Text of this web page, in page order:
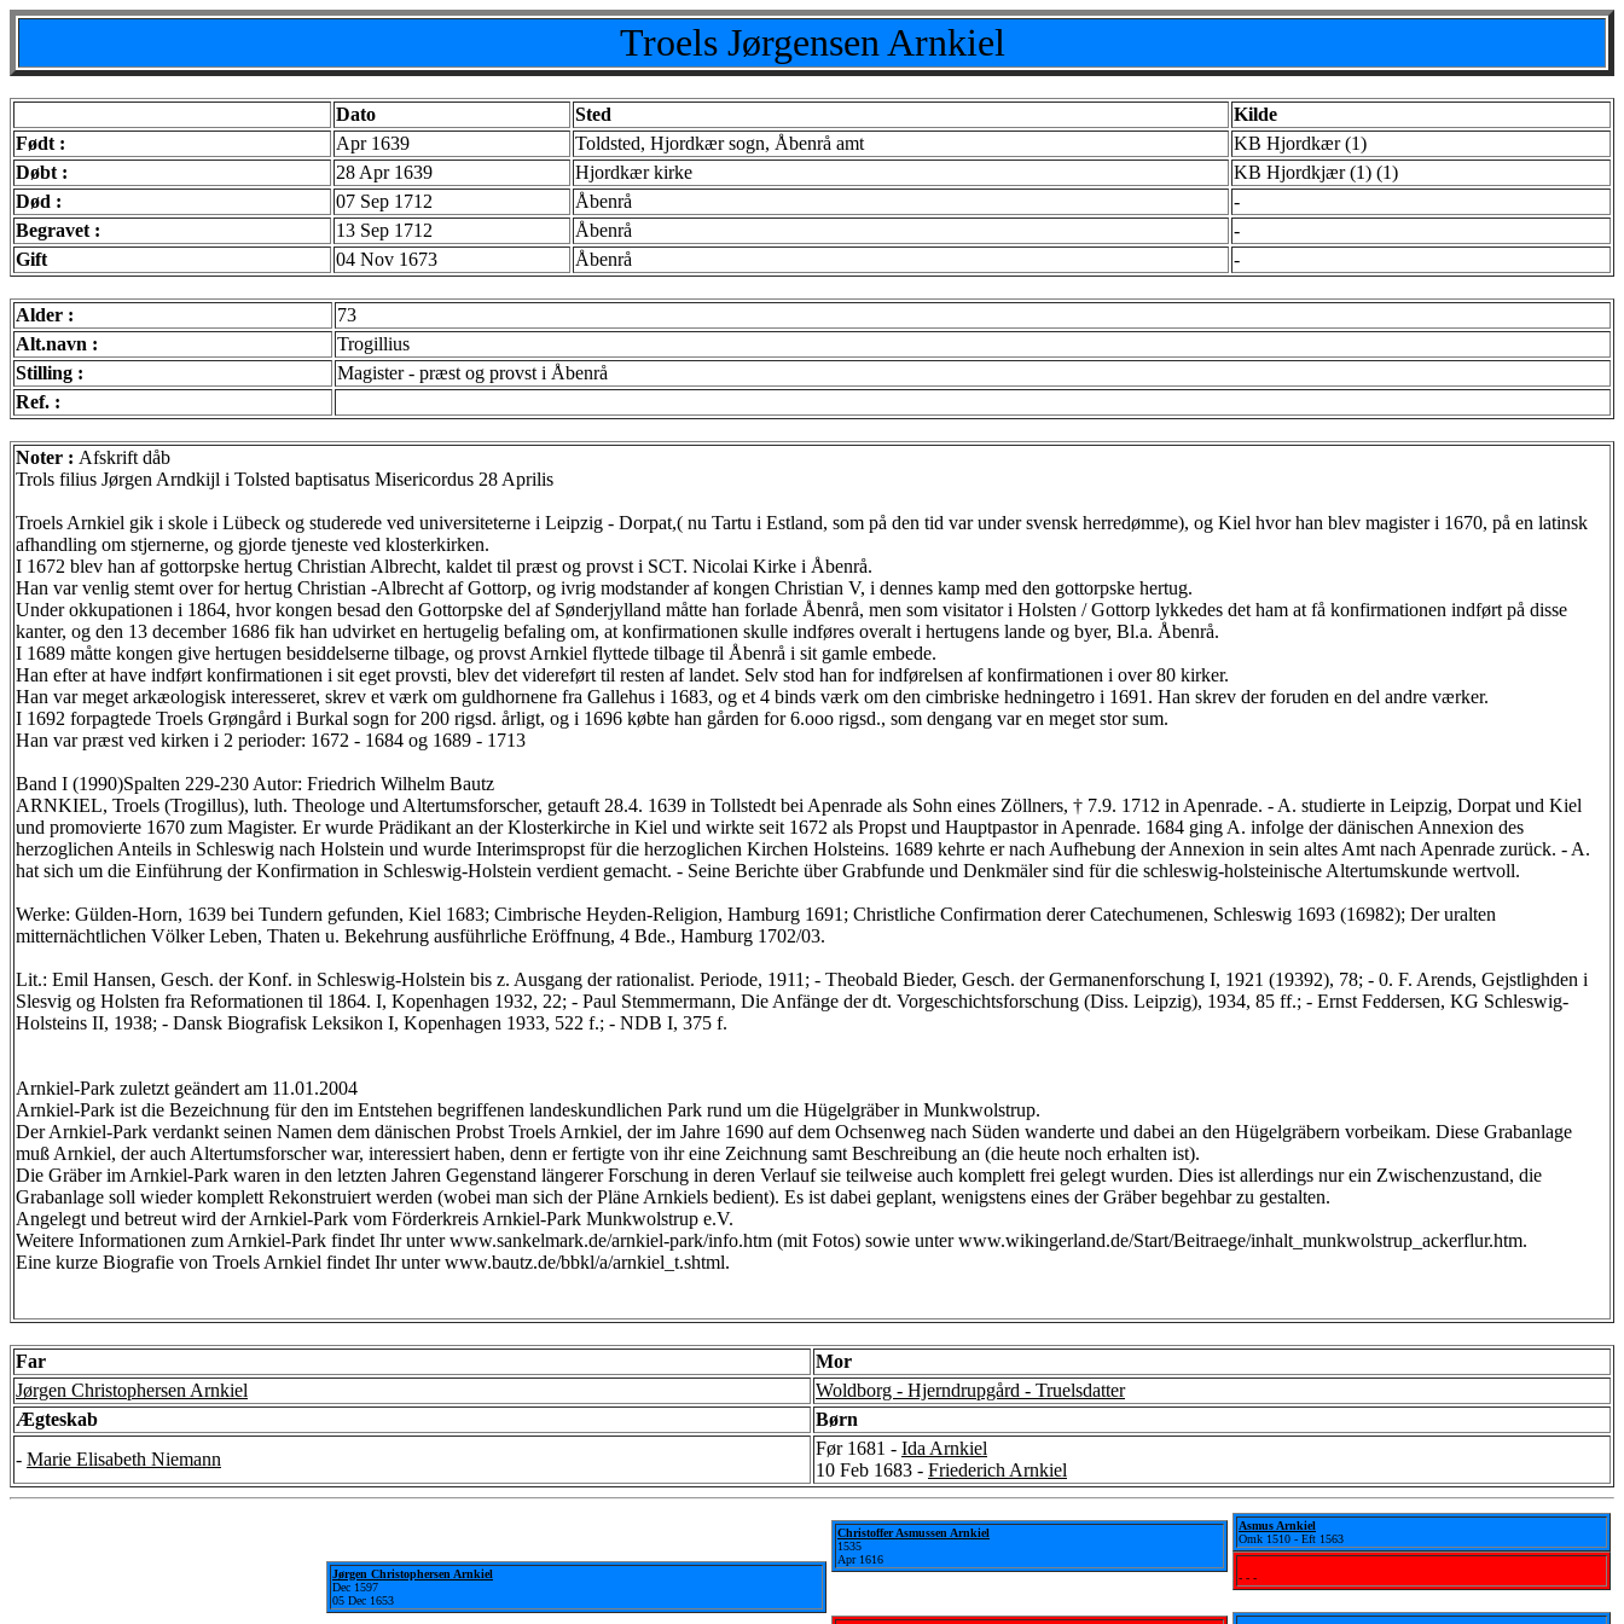
Troels Jørgensen Arnkiel
Dato Sted
Kilde
Født :
Apr 1639 Toldsted, Hjordkær sogn, Åbenrå amt
KB Hjordkær (1)
Døbt :
28 Apr 1639 Hjordkær kirke
KB Hjordkjær (1) (1)
Død :
07 Sep 1712 Åbenrå
-
Begravet :
13 Sep 1712 Åbenrå
-
Gift
04 Nov 1673 Åbenrå -
Alder :
73
Alt.navn :
Trogillius
Stilling :
Magister - præst og provst i Åbenrå
Ref. :
Noter : Afskrift dåb
Trols filius Jørgen Arndkijl i Tolsted baptisatus Misericordus 28 Aprilis
Troels Arnkiel gik i skole i Lübeck og studerede ved universiteterne i Leipzig - Dorpat,( nu Tartu i Estland, som på den tid var under svensk herredømme), og Kiel hvor han blev magister i 1670, på en latinsk
afhandling om stjernerne, og gjorde tjeneste ved klosterkirken.
I 1672 blev han af gottorpske hertug Christian Albrecht, kaldet til præst og provst i SCT. Nicolai Kirke i Åbenrå.
Han var venlig stemt over for hertug Christian -Albrecht af Gottorp, og ivrig modstander af kongen Christian V, i dennes kamp med den gottorpske hertug.
Under okkupationen i 1864, hvor kongen besad den Gottorpske del af Sønderjylland måtte han forlade Åbenrå, men som visitator i Holsten / Gottorp lykkedes det ham at få konfirmationen indført på disse
kanter, og den 13 december 1686 fik han udvirket en hertugelig befaling om, at konfirmationen skulle indføres overalt i hertugens lande og byer, Bl.a. Åbenrå.
I 1689 måtte kongen give hertugen besiddelserne tilbage, og provst Arnkiel flyttede tilbage til Åbenrå i sit gamle embede.
Han efter at have indført konfirmationen i sit eget provsti, blev det videreført til resten af landet. Selv stod han for indførelsen af konfirmationen i over 80 kirker.
Han var meget arkæologisk interesseret, skrev et værk om guldhornene fra Gallehus i 1683, og et 4 binds værk om den cimbriske hedningetro i 1691. Han skrev der foruden en del andre værker.
I 1692 forpagtede Troels Grøngård i Burkal sogn for 200 rigsd. årligt, og i 1696 købte han gården for 6.ooo rigsd., som dengang var en meget stor sum.
Han var præst ved kirken i 2 perioder: 1672 - 1684 og 1689 - 1713
Band I (1990)Spalten 229-230 Autor: Friedrich Wilhelm Bautz
ARNKIEL, Troels (Trogillus), luth. Theologe und Altertumsforscher, getauft 28.4. 1639 in Tollstedt bei Apenrade als Sohn eines Zöllners, † 7.9. 1712 in Apenrade. - A. studierte in Leipzig, Dorpat und Kiel
und promovierte 1670 zum Magister. Er wurde Prädikant an der Klosterkirche in Kiel und wirkte seit 1672 als Propst und Hauptpastor in Apenrade. 1684 ging A. infolge der dänischen Annexion des
herzoglichen Anteils in Schleswig nach Holstein und wurde Interimspropst für die herzoglichen Kirchen Holsteins. 1689 kehrte er nach Aufhebung der Annexion in sein altes Amt nach Apenrade zurück. - A.
hat sich um die Einführung der Konfirmation in Schleswig-Holstein verdient gemacht. - Seine Berichte über Grabfunde und Denkmäler sind für die schleswig-holsteinische Altertumskunde wertvoll.
Werke: Gülden-Horn, 1639 bei Tundern gefunden, Kiel 1683; Cimbrische Heyden-Religion, Hamburg 1691; Christliche Confirmation derer Catechumenen, Schleswig 1693 (16982); Der uralten
mitternächtlichen Völker Leben, Thaten u. Bekehrung ausführliche Eröffnung, 4 Bde., Hamburg 1702/03.
Lit.: Emil Hansen, Gesch. der Konf. in Schleswig-Holstein bis z. Ausgang der rationalist. Periode, 1911; - Theobald Bieder, Gesch. der Germanenforschung I, 1921 (19392), 78; - 0. F. Arends, Gejstlighden i
Slesvig og Holsten fra Reformationen til 1864. I, Kopenhagen 1932, 22; - Paul Stemmermann, Die Anfänge der dt. Vorgeschichtsforschung (Diss. Leipzig), 1934, 85 ff.; - Ernst Feddersen, KG Schleswig-
Holsteins II, 1938; - Dansk Biografisk Leksikon I, Kopenhagen 1933, 522 f.; - NDB I, 375 f.
Arnkiel-Park zuletzt geändert am 11.01.2004
Arnkiel-Park ist die Bezeichnung für den im Entstehen begriffenen landeskundlichen Park rund um die Hügelgräber in Munkwolstrup.
Der Arnkiel-Park verdankt seinen Namen dem dänischen Probst Troels Arnkiel, der im Jahre 1690 auf dem Ochsenweg nach Süden wanderte und dabei an den Hügelgräbern vorbeikam. Diese Grabanlage
muß Arnkiel, der auch Altertumsforscher war, interessiert haben, denn er fertigte von ihr eine Zeichnung samt Beschreibung an (die heute noch erhalten ist).
Die Gräber im Arnkiel-Park waren in den letzten Jahren Gegenstand längerer Forschung in deren Verlauf sie teilweise auch komplett frei gelegt wurden. Dies ist allerdings nur ein Zwischenzustand, die
Grabanlage soll wieder komplett Rekonstruiert werden (wobei man sich der Pläne Arnkiels bedient). Es ist dabei geplant, wenigstens eines der Gräber begehbar zu gestalten.
Angelegt und betreut wird der Arnkiel-Park vom Förderkreis Arnkiel-Park Munkwolstrup e.V.
Weitere Informationen zum Arnkiel-Park findet Ihr unter www.sankelmark.de/arnkiel-park/info.htm (mit Fotos) sowie unter www.wikingerland.de/Start/Beitraege/inhalt_munkwolstrup_ackerflur.htm.
Eine kurze Biografie von Troels Arnkiel findet Ihr unter www.bautz.de/bbkl/a/arnkiel_t.shtml.
Far
Mor
Jørgen Christophersen Arnkiel
Woldborg - Hjerndrupgård - Truelsdatter
Ægteskab
Børn
- Marie Elisabeth Niemann
Før 1681 - Ida Arnkiel
10 Feb 1683 - Friederich Arnkiel
Jørgen Christophersen Arnkiel
Dec 1597
05 Dec 1653
Christoffer Asmussen Arnkiel
1535
Apr 1616
Asmus Arnkiel
Omk 1510 - Eft 1563
- - -